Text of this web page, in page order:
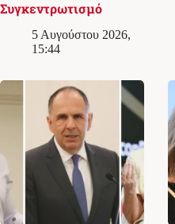
Συγκεντρωτισμό
5 Αυγούστου 2026,
15:44